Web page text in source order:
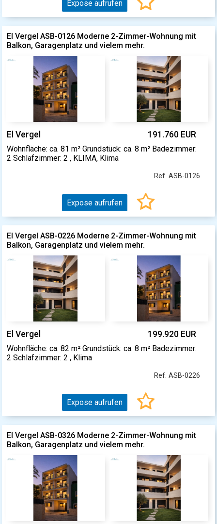
Expose aufrufen
El Vergel ASB-0126 Moderne 2-Zimmer-Wohnung mit
Balkon, Garagenplatz und vielem mehr.
El Vergel 191.760 EUR
Wohnfläche: ca. 81 m² Grundstück: ca. 8 m² Badezimmer:
2 Schlafzimmer: 2 , KLIMA, Klima
Ref. ASB-0126
Expose aufrufen
El Vergel ASB-0226 Moderne 2-Zimmer-Wohnung mit
Balkon, Garagenplatz und vielem mehr.
El Vergel 199.920 EUR
Wohnfläche: ca. 82 m² Grundstück: ca. 8 m² Badezimmer:
2 Schlafzimmer: 2 , Klima
Ref. ASB-0226
Expose aufrufen
El Vergel ASB-0326 Moderne 2-Zimmer-Wohnung mit
Balkon, Garagenplatz und vielem mehr.